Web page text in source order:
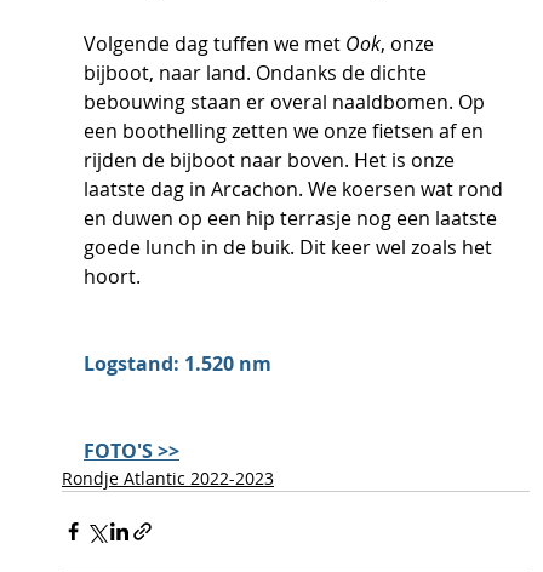
Volgende dag tuffen we met Ook, onze
bijboot, naar land. Ondanks de dichte
bebouwing staan er overal naaldbomen. Op
een boothelling zetten we onze fietsen af en
rijden de bijboot naar boven. Het is onze
laatste dag in Arcachon. We koersen wat rond
en duwen op een hip terrasje nog een laatste
goede lunch in de buik. Dit keer wel zoals het
hoort.
Logstand: 1.520 nm
FOTO'S >>
Rondje Atlantic 2022-2023